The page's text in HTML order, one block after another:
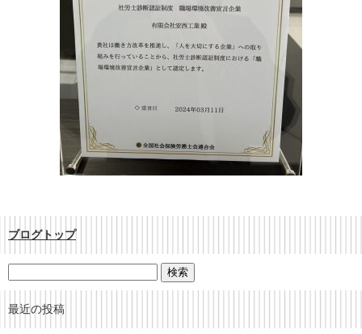
ブログトップ
最近の投稿